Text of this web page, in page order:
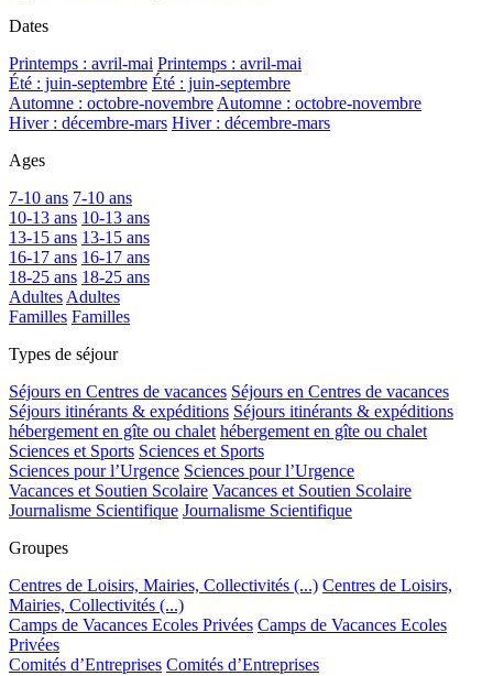
Dates
Printemps : avril-mai Printemps : avril-mai
Été : juin-septembre Été : juin-septembre
Automne : octobre-novembreAutomne : octobre-novembre
Hiver : décembre-mars Hiver : décembre-mars
Ages
7-10 ans 7-10 ans
10-13 ans 10-13 ans
13-15 ans 13-15 ans
16-17 ans 16-17 ans
18-25 ans 18-25 ans
AdultesAdultes
Familles Familles
Types de séjour
Séjours en Centres de vacances Séjours en Centres de vacances
Séjours itinérants & expéditions Séjours itinérants & expéditions
hébergement en gîte ou chalet hébergement en gîte ou chalet
Sciences et Sports Sciences et Sports
Sciences pour l’Urgence Sciences pour l’Urgence
Vacances et Soutien Scolaire Vacances et Soutien Scolaire
Journalisme Scientifique Journalisme Scientifique
Groupes
Centres de Loisirs, Mairies, Collectivités (...) Centres de Loisirs,
Mairies, Collectivités (...)
Camps de Vacances Ecoles Privées Camps de Vacances Ecoles
Privées
Comités d’Entreprises Comités d’Entreprises